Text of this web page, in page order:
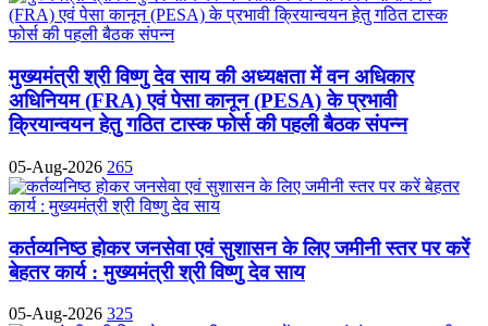
मुख्यमंत्री श्री विष्णु देव साय की अध्यक्षता में वन अधिकार
अधिनियम (FRA) एवं पेसा कानून (PESA) के प्रभावी
क्रियान्वयन हेतु गठित टास्क फोर्स की पहली बैठक संपन्न
05-Aug-2026 265
कर्तव्यनिष्ठ होकर जनसेवा एवं सुशासन के लिए जमीनी स्तर पर करें
बेहतर कार्य : मुख्यमंत्री श्री विष्णु देव साय
05-Aug-2026 325